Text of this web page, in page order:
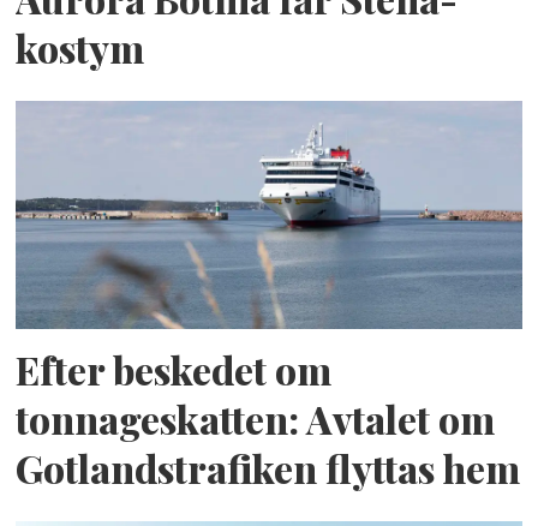
kostym
Efter beskedet om
tonnageskatten: Avtalet om
Gotlandstrafiken flyttas hem